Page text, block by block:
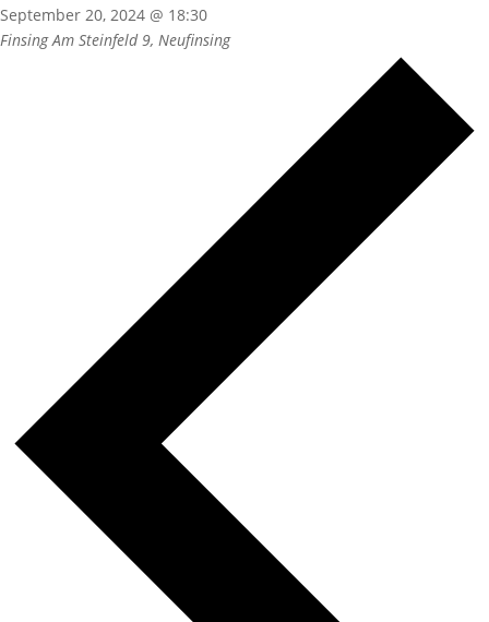
September 20, 2024 @ 18:30
FinsingAm Steinfeld 9, Neufinsing